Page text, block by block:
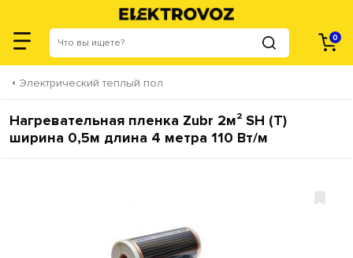
0
Электрический теплый пол
Нагревательная пленка Zubr 2м² SH (T)
ширина 0,5м длина 4 метра 110 Вт/м